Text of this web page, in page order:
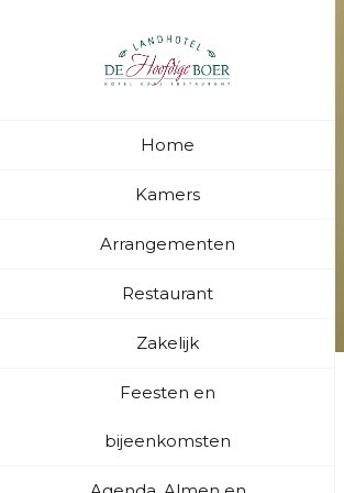
Home
Kamers
Arrangementen
Restaurant
Zakelijk
Feesten en
bijeenkomsten